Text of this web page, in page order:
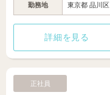
勤務地 東京都 品川区
詳細を見る
正社員